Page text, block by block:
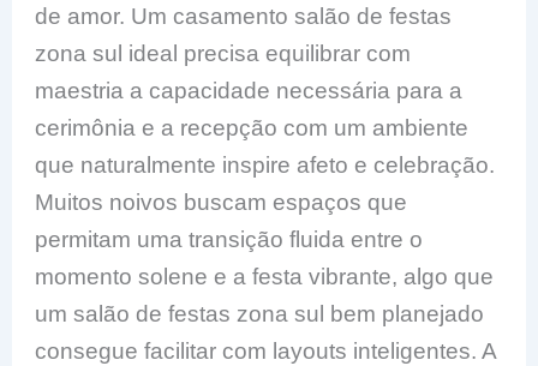
de amor. Um casamento salão de festas
zona sul ideal precisa equilibrar com
maestria a capacidade necessária para a
cerimônia e a recepção com um ambiente
que naturalmente inspire afeto e celebração.
Muitos noivos buscam espaços que
permitam uma transição fluida entre o
momento solene e a festa vibrante, algo que
um salão de festas zona sul bem planejado
consegue facilitar com layouts inteligentes. A